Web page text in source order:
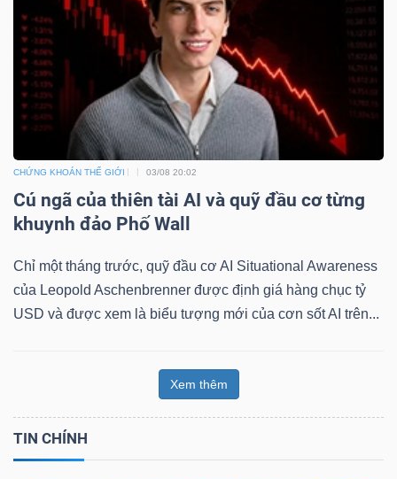
CHỨNG KHOÁN THẾ GIỚI 03/08 20:02
Cú ngã của thiên tài AI và quỹ đầu cơ từng
khuynh đảo Phố Wall
Chỉ một tháng trước, quỹ đầu cơ AI Situational Awareness
của Leopold Aschenbrenner được định giá hàng chục tỷ
USD và được xem là biểu tượng mới của cơn sốt AI trên...
Xem thêm
TIN CHÍNH